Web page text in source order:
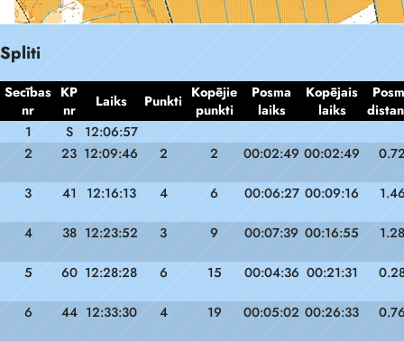
Spliti
Secības
nr
KP
nr
Laiks Punkti Kopējie
punkti
Posma
laiks
Kopējais
laiks
1
S
12:06:57
2
23 12:09:46 2 2 00:02:49 00:02:49
3 41 12:16:13 4 6 00:06:27 00:09:16
4 38 12:23:52 3 9 00:07:39 00:16:55 1.28
5 60 12:28:28 6 15 00:04:36 00:21:31
6 44 12:33:30 4 19 00:05:02 00:26:33